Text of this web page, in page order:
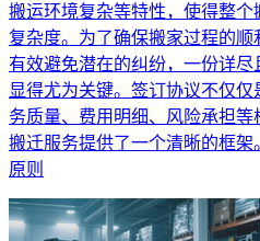
搬运环境复杂等特性，使得整
复杂度。为了确保搬家过程的
有效避免潜在的纠纷，一份详
显得尤为关键。签订协议不仅
务质量、费用明细、风险承担
搬迁服务提供了一个清晰的框
原则